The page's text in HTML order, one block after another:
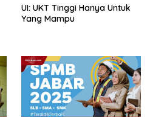
UI: UKT Tinggi Hanya Untuk
Yang Mampu